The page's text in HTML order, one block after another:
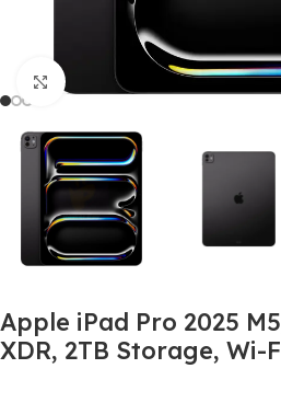
Click to enlarge
Apple iPad Pro 2025
XDR, 2TB Storage, Wi-